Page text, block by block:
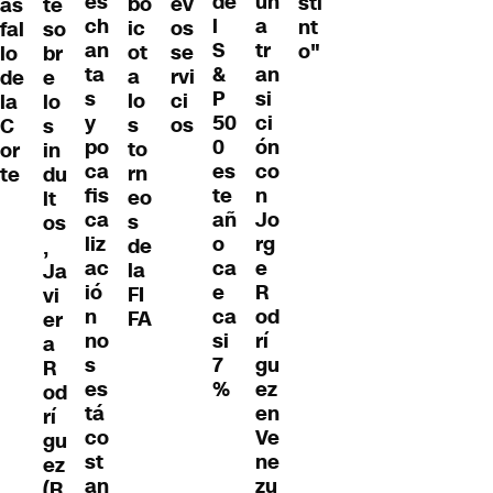
fal
lo
de
la
C
or
te
so
br
e
lo
s
in
du
lt
os
,
Ja
vi
er
a
R
od
rí
gu
ez
ch
an
ta
s
y
po
ca
fis
ca
liz
ac
ió
n
no
s
es
tá
co
st
an
ic
ot
a
lo
s
to
rn
eo
s
de
la
FI
FA
os
se
rvi
ci
os
l
S
&
P
50
0
es
te
añ
o
ca
e
ca
si
7
%
a
tr
an
si
ci
ón
co
n
Jo
rg
e
R
od
rí
gu
ez
en
Ve
ne
zu
nt
o"